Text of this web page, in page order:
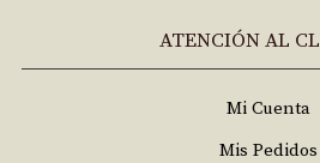
ATENCIÓN AL
Mi Cuenta
Mis Pedidos